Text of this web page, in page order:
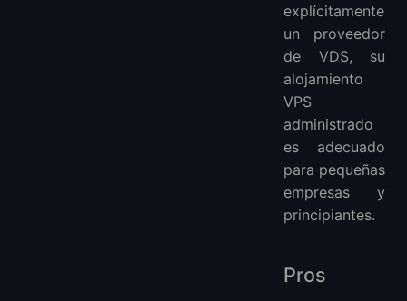
explícitamente
un proveedor
de VDS, su
alojamiento
VPS
administrado
es adecuado
para pequeñas
empresas y
principiantes.
Pros